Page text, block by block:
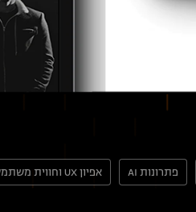
פתרונות AI אפיון UX וחווית משתמש